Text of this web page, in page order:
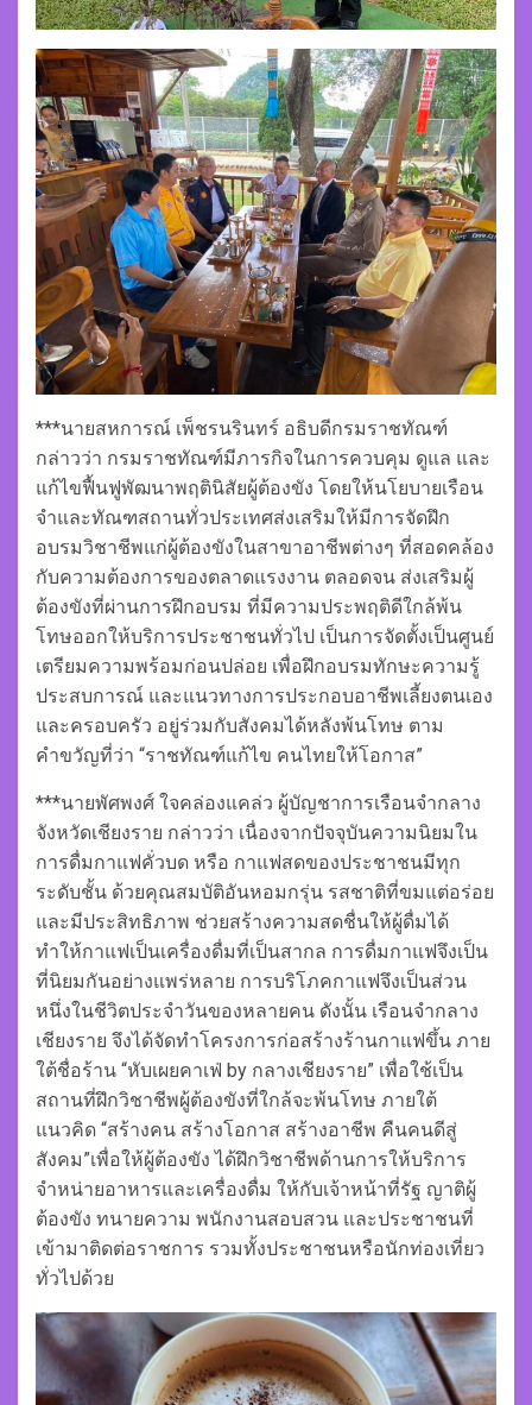
***นายสหการณ์ เพ็ชรนรินทร์ อธิบดีกรมราชทัณฑ์
กล่าวว่า กรมราชทัณฑ์มีภารกิจในการควบคุม ดูแล และ
แก้ไขฟื้นฟูพัฒนาพฤตินิสัยผู้ต้องขัง โดยให้นโยบายเรือน
จำและทัณฑสถานทั่วประเทศส่งเสริมให้มีการจัดฝึก
อบรมวิชาชีพแก่ผู้ต้องขังในสาขาอาชีพต่างๆ ที่สอดคล้อง
กับความต้องการของตลาดแรงงาน ตลอดจน ส่งเสริมผู้
ต้องขังที่ผ่านการฝึกอบรม ที่มีความประพฤติดีใกล้พ้น
โทษออกให้บริการประชาชนทั่วไป เป็นการจัดตั้งเป็นศูนย์
เตรียมความพร้อมก่อนปล่อย เพื่อฝึกอบรมทักษะความรู้
ประสบการณ์ และแนวทางการประกอบอาชีพเลี้ยงตนเอง
และครอบครัว อยู่ร่วมกับสังคมได้หลังพ้นโทษ ตาม
คำขวัญที่ว่า “ราชทัณฑ์แก้ไข คนไทยให้โอกาส”
***นายพัศพงศ์ ใจคล่องแคล่ว ผู้บัญชาการเรือนจำกลาง
จังหวัดเชียงราย กล่าวว่า เนื่องจากปัจจุบันความนิยมใน
การดื่มกาแฟคั่วบด หรือ กาแฟสดของประชาชนมีทุก
ระดับชั้น ด้วยคุณสมบัติอันหอมกรุ่น รสชาติที่ขมแต่อร่อย
และมีประสิทธิภาพ ช่วยสร้างความสดชื่นให้ผู้ดื่มได้
ทำให้กาแฟเป็นเครื่องดื่มที่เป็นสากล การดื่มกาแฟจึงเป็น
ที่นิยมกันอย่างแพร่หลาย การบริโภคกาแฟจึงเป็นส่วน
หนึ่งในชีวิตประจำวันของหลายคน ดังนั้น เรือนจำกลาง
เชียงราย จึงได้จัดทำโครงการก่อสร้างร้านกาแฟขึ้น ภาย
ใต้ชื่อร้าน “หับเผยคาเฟ่ by กลางเชียงราย” เพื่อใช้เป็น
สถานที่ฝึกวิชาชีพผู้ต้องขังที่ใกล้จะพ้นโทษ ภายใต้
แนวคิด “สร้างคน สร้างโอกาส สร้างอาชีพ คืนคนดีสู่
สังคม”เพื่อให้ผู้ต้องขัง ได้ฝึกวิชาชีพด้านการให้บริการ
จำหน่ายอาหารและเครื่องดื่ม ให้กับเจ้าหน้าที่รัฐ ญาติผู้
ต้องขัง ทนายความ พนักงานสอบสวน และประชาชนที่
เข้ามาติดต่อราชการ รวมทั้งประชาชนหรือนักท่องเที่ยว
ทั่วไปด้วย